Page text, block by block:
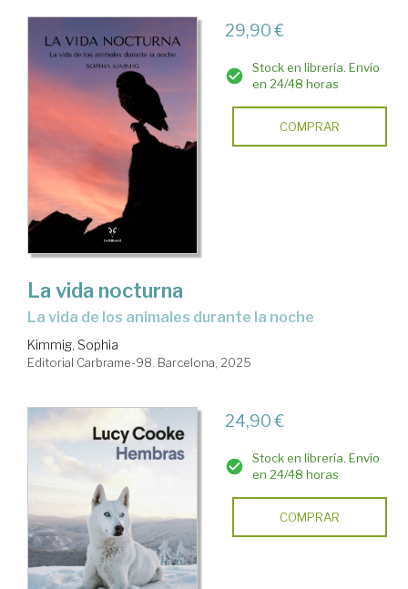
29,90 €
Stock en librería. Envío
en 24/48 horas
COMPRAR
La vida nocturna
la vida de los animales durante la noche
Kimmig, Sophia
Editorial Carbrame-98. Barcelona, 2025
24,90 €
Stock en librería. Envío
en 24/48 horas
COMPRAR